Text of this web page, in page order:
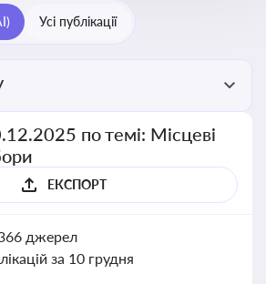
Усі публікації
по темі: Місцеві
ЕКСПОРТ
джерел
за 10 грудня